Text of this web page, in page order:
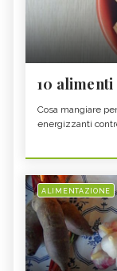
10
Cosa mangiare
energizzanti
ALIMENTAZIONE